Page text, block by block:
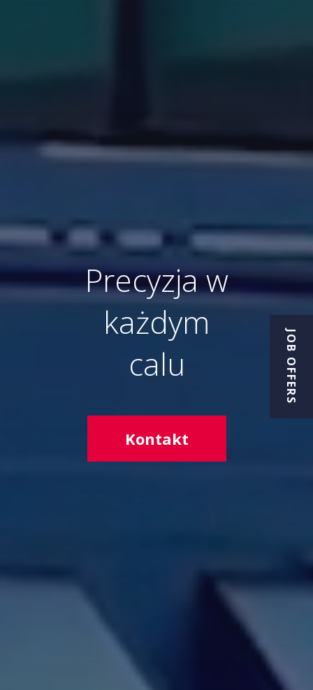
JOB OFFERS
Precyzja w
każdym
calu
Kontakt